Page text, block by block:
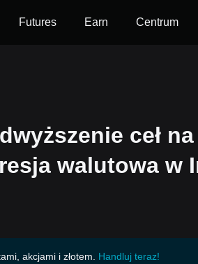
Futures Earn Centrum
ceł na
walutowa w
akcjami i złotem.
Handluj teraz!